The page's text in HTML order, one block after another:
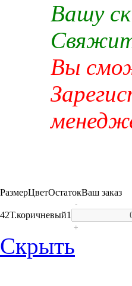
Вашу
Вы
РазмерЦветОстатокВаш заказ
42Т.коричневый1
-
+
Скрыть